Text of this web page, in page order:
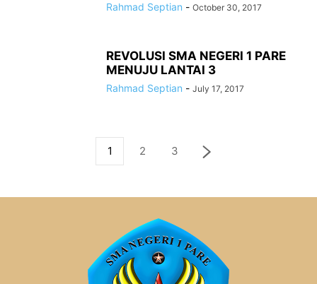
Rahmad Septian - October 30, 2017
REVOLUSI SMA NEGERI 1 PARE
MENUJU LANTAI 3
Rahmad Septian - July 17, 2017
1 2 3